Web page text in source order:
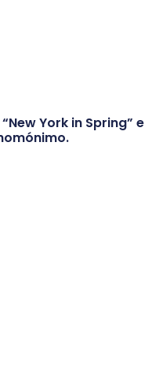
York in Spring” e